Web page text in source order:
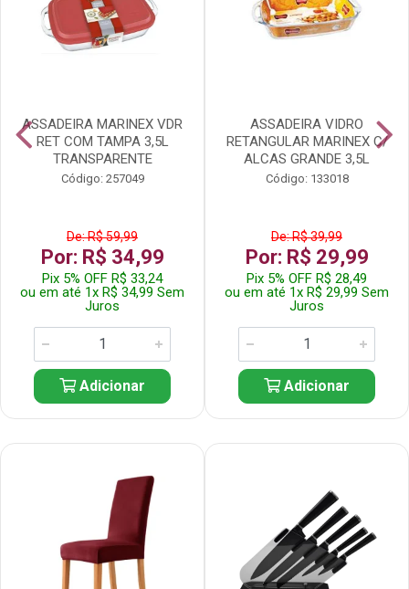
ASSADEIRA MARINEX VDR
RET COM TAMPA 3,5L
TRANSPARENTE
Código: 257049
De: R$ 59,99
Por: R$ 34,99
Pix 5% OFF R$ 33,24
ou em até 1x R$ 34,99 Sem
Juros
Adicionar
ASSADEIRA VIDRO
RETANGULAR MARINEX C/
ALCAS GRANDE 3,5L
Código: 133018
De: R$ 39,99
Por: R$ 29,99
Pix 5% OFF R$ 28,49
ou em até 1x R$ 29,99 Sem
Juros
Adicionar